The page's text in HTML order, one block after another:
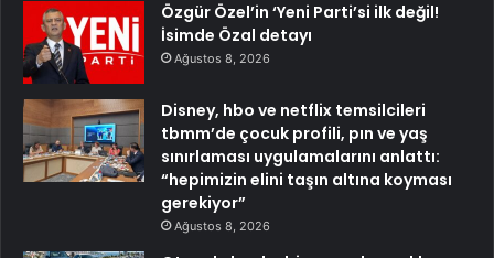
Özgür Özel’in ‘Yeni Parti’si ilk değil!
İsimde Özal detayı
Ağustos 8, 2026
Disney, hbo ve netflix temsilcileri
tbmm’de çocuk profili, pın ve yaş
sınırlaması uygulamalarını anlattı:
“hepimizin elini taşın altına koyması
gerekiyor”
Ağustos 8, 2026